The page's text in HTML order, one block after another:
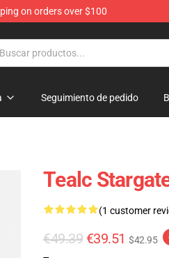
on orders over $100
Seguimiento de pedido
Tealc
(1 customer
€49.39 €39.51 $42.95